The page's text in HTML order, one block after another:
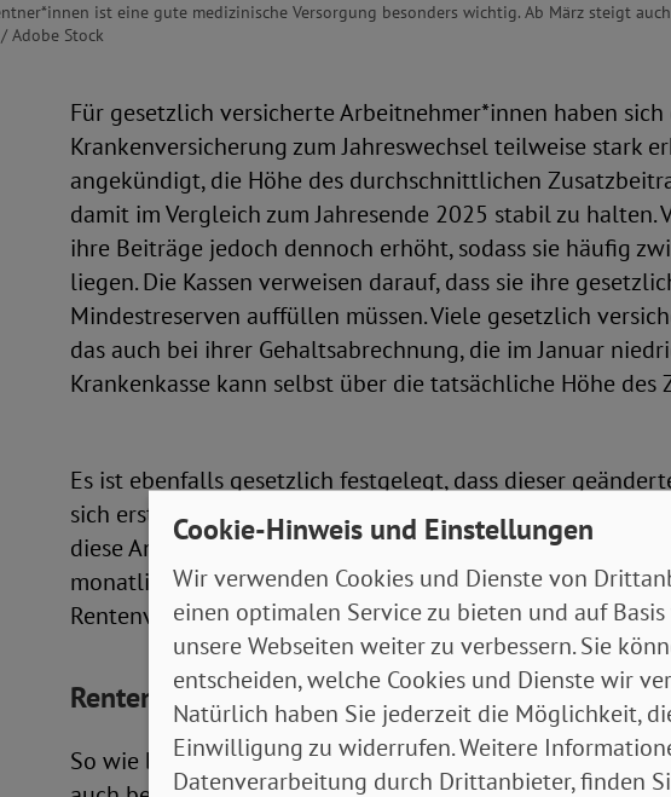
ist eine gute medizinische Versorgung besonders wichtig. Ab März steigt
Adobe Stock
Für gesetzlich versicherte Arbeitnehmer*innen haben
Krankenversicherung zum Jahreswechsel teilweise stark
angekündigt, die Höhe des durchschnittlichen
damit im Vergleich zum Jahresende 2025 stabil zu halten.
ihre Beiträge jedoch dennoch erhöht, sodass sie häufig
liegen. Die Kassen verweisen darauf, dass sie ihre
Mindestreserven auffüllen müssen. Viele gesetzlich
das auch bei ihrer Gehaltsabrechnung, die im Januar
Krankenkasse kann selbst über die tatsächliche Höhe des
Es ist ebenfalls gesetzlich festgelegt, dass dieser
sich erst zwei Monate später auf die Rentenhöhe
diese Anpassung daher erst verzögert. Ab März werden
monatliche Überweisung erhalten, eine schriftliche
Rentenversicherung erfolgt in der Regel nicht.
Rentenversicherung übernimmt Hälfte des
So wie beim regulären Krankenkassenbeitrag übernimmt
Cookie-Hinweis und Einstellungen
Wir verwenden Cookies und Dienste von
einen optimalen Service zu bieten und auf
unsere Webseiten weiter zu verbessern. Sie
entscheiden, welche Cookies und Dienste wir
Natürlich haben Sie jederzeit die Möglichkeit,
Einwilligung zu widerrufen. Weitere
Datenverarbeitung durch Drittanbieter, finden